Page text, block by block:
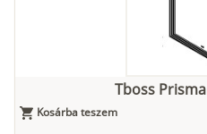
Tboss
Kosárba teszem